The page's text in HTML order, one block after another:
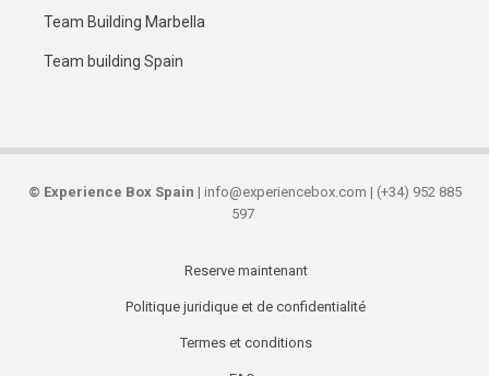
Team Building Marbella
Team building Spain
© Experience Box Spain | info@experiencebox.com | (+34) 952 885
597
Secondary
Reserve maintenant
Politique juridique et de confidentialité
Termes et conditions